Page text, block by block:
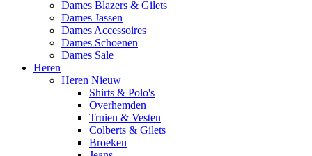
Dames Blazers & Gilets
Dames Jassen
Dames Accessoires
Dames Schoenen
Dames Sale
Heren
Heren Nieuw
Shirts & Polo's
Overhemden
Truien & Vesten
Colberts & Gilets
Broeken